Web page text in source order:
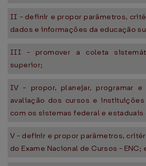
II - definir e propor parâmetros,
dados e informações da educação
III - promover a coleta
superior;
IV - propor, planejar, programar
avaliação dos cursos e
com os sistemas federal e estaduais
V - definir e propor parâmetros,
do Exame Nacional de Cursos - ENC;